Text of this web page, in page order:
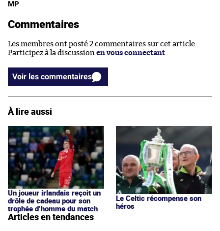
MP
Commentaires
Les membres ont posté 2 commentaires sur cet article.
Participez à la discussion en vous connectant .
Voir les commentaires
À lire aussi
Un joueur irlandais reçoit un
drôle de cadeau pour son
trophée d’homme du match
Le Celtic récompense son
héros
Articles en tendances